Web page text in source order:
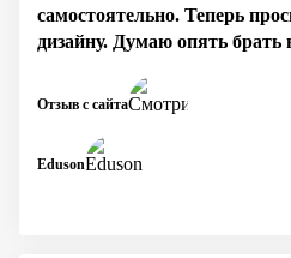
самостоятельно. Теперь
дизайну. Думаю опять брать
Eduson
Отзыв с сайта